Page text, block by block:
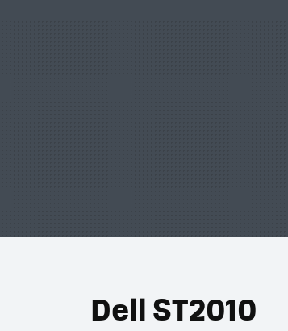
Dell ST2010